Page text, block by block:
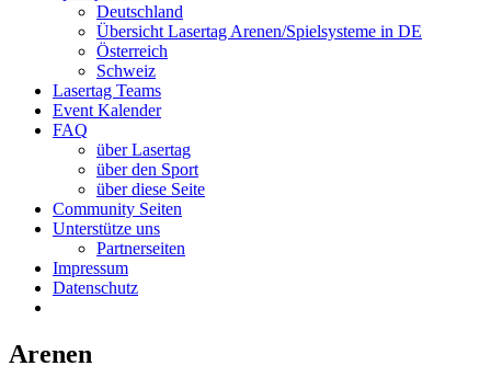
Deutschland
Übersicht Lasertag Arenen/Spielsysteme in DE
Österreich
Schweiz
Lasertag Teams
Event Kalender
FAQ
über Lasertag
über den Sport
über diese Seite
Community Seiten
Unterstütze uns
Partnerseiten
Impressum
Datenschutz
Arenen